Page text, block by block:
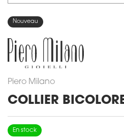
Nouveau
Piero Milano
COLLIER
En stock